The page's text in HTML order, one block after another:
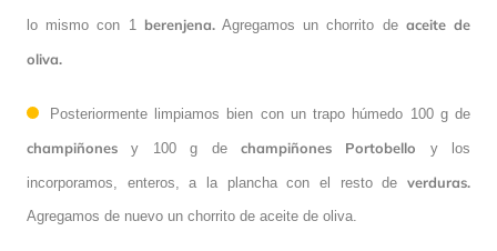
lo mismo con 1 berenjena.Agregamos un chorrito de aceite de
oliva.
Posteriormente limpiamos bien con un trapo húmedo 100 g de
champiñones y 100 g de champiñones Portobello y los
incorporamos, enteros, a la plancha con el resto de verduras.
Agregamos de nuevo un chorrito de aceite de oliva.